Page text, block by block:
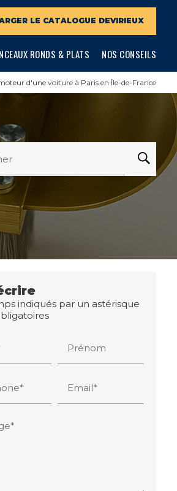
LE CATALOGUE DEVIRIEUX
RONDS & PLATS NOS CONSEILS
d'une voiture à Paris en Île-de-France
indiqués par un astérisque
Prénom
Email*